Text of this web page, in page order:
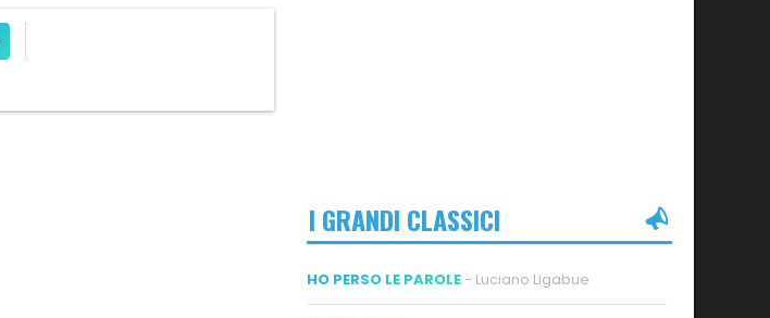
I GRANDI CLASSICI
HO PERSO LE PAROLE - Luciano Ligabue